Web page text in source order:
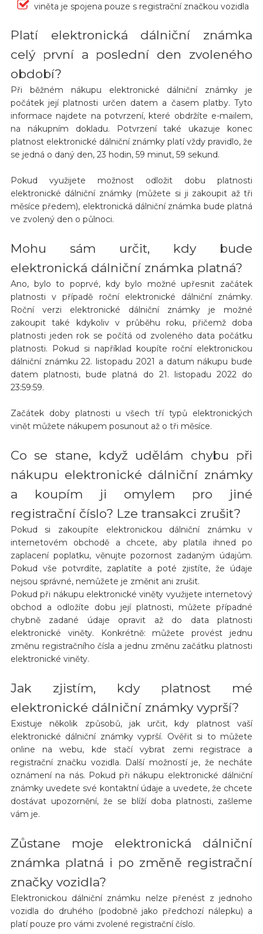
viněta je spojena pouze s registrační značkou vozidla
Platí elektronická dálniční známka
celý první a poslední den zvoleného
období?
Při běžném nákupu elektronické dálniční známky je
počátek její platnosti určen datem a časem platby. Tyto
informace najdete na potvrzení, které obdržíte e-mailem,
na nákupním dokladu. Potvrzení také ukazuje konec
platnost elektronické dálniční známky platí vždy pravidlo, že
se jedná o daný den, 23 hodin, 59 minut, 59 sekund.
Pokud využijete možnost odložit dobu platnosti
elektronické dálniční známky (můžete si ji zakoupit až tři
měsíce předem), elektronická dálniční známka bude platná
ve zvolený den o půlnoci.
Mohu sám určit, kdy bude
elektronická dálniční známka platná?
Ano, bylo to poprvé, kdy bylo možné upřesnit začátek
platnosti v případě roční elektronické dálniční známky.
Roční verzi elektronické dálniční známky je možné
zakoupit také kdykoliv v průběhu roku, přičemž doba
platnosti jeden rok se počítá od zvoleného data počátku
platnosti. Pokud si například koupíte roční elektronickou
dálniční známku 22. listopadu 2021 a datum nákupu bude
datem platnosti, bude platná do 21. listopadu 2022 do
23:59:59.
Začátek doby platnosti u všech tří typů elektronických
vinět můžete nákupem posunout až o tři měsíce.
Co se stane, když udělám chybu při
nákupu elektronické dálniční známky
a koupím ji omylem pro jiné
registrační číslo? Lze transakci zrušit?
Pokud si zakoupíte elektronickou dálniční známku v
internetovém obchodě a chcete, aby platila ihned po
zaplacení poplatku, věnujte pozornost zadaným údajům.
Pokud vše potvrdíte, zaplatíte a poté zjistíte, že údaje
nejsou správné, nemůžete je změnit ani zrušit.
Pokud při nákupu elektronické viněty využijete internetový
obchod a odložíte dobu její platnosti, můžete případné
chybně zadané údaje opravit až do data platnosti
elektronické viněty. Konkrétně: můžete provést jednu
změnu registračního čísla a jednu změnu začátku platnosti
elektronické viněty.
Jak zjistím, kdy platnost mé
elektronické dálniční známky vyprší?
Existuje několik způsobů, jak určit, kdy platnost vaší
elektronické dálniční známky vyprší. Ověřit si to můžete
online na webu, kde stačí vybrat zemi registrace a
registrační značku vozidla. Další možností je, že necháte
oznámení na nás. Pokud při nákupu elektronické dálniční
známky uvedete své kontaktní údaje a uvedete, že chcete
dostávat upozornění, že se blíží doba platnosti, zašleme
vám je.
Zůstane moje elektronická dálniční
známka platná i po změně registrační
značky vozidla?
Elektronickou dálniční známku nelze přenést z jednoho
vozidla do druhého (podobně jako předchozí nálepku) a
platí pouze pro vámi zvolené registrační číslo.